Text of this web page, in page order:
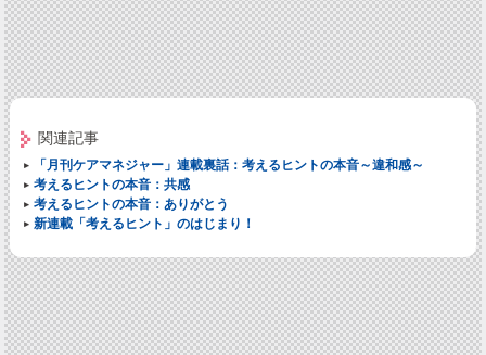
関連記事
「月刊ケアマネジャー」連載裏話：考えるヒントの本音～違和感～
考えるヒントの本音：共感
考えるヒントの本音：ありがとう
新連載「考えるヒント」のはじまり！